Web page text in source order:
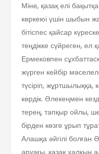
Міне, қазақ елі
көркеюі үшін шыбын
бітіспес қайсар
теңдікке сүйреген,
Ермековпен
жүрген кейбір
түсіріп, жұртшылыққа,
көрдік. Әлекеңмен
терең, тапқыр ойлы,
бірден көзге ұрып
Алашқа әйгілі болған